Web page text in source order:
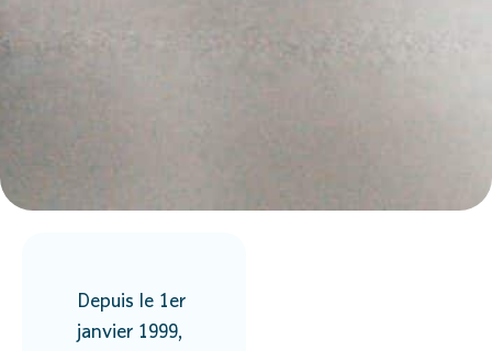
Depuis le 1er
janvier 1999,